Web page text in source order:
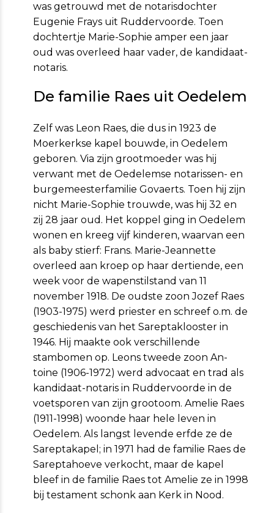
was getrouwd met de notarisdochter
Eugenie Frays uit Ruddervoorde. Toen
dochtertje Marie-Sophie amper een jaar
oud was overleed haar vader, de kandidaat-
notaris.
De familie Raes uit Oedelem
Zelf was Leon Raes, die dus in 1923 de
Moerkerkse kapel bouwde, in Oedelem
geboren. Via zijn grootmoeder was hij
verwant met de Oedelemse notarissen- en
burgemeesterfamilie Govaerts. Toen hij zijn
nicht Marie-Sophie trouwde, was hij 32 en
zij 28 jaar oud. Het koppel ging in Oedelem
wonen en kreeg vijf kinderen, waarvan een
als baby stierf: Frans. Marie-Jeannette
overleed aan kroep op haar dertiende, een
week voor de wapenstilstand van 11
november 1918. De oudste zoon Jozef Raes
(1903-1975) werd priester en schreef o.m. de
geschiedenis van het Sareptaklooster in
1946. Hij maakte ook verschillende
stambomen op. Leons tweede zoon An­
toine (1906-1972) werd advocaat en trad als
kandidaat-notaris in Ruddervoorde in de
voetsporen van zijn grootoom. Amelie Raes
(1911-1998) woonde haar hele leven in
Oedelem. Als langst levende erfde ze de
Sareptakapel; in 1971 had de familie Raes de
Sareptahoeve verkocht, maar de kapel
bleef in de familie Raes tot Amelie ze in 1998
bij testament schonk aan Kerk in Nood.